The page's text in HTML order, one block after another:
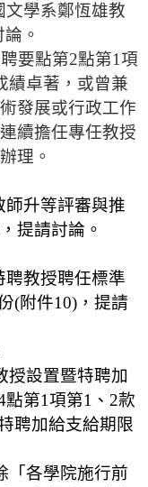
文學系鄭恆雄教
。
要點第2點第1項
績卓著，或曾兼
發展或行政工作
續擔任專任教授
理。
師升等評審與推
，提請討論。
聘教授聘任標準
(附件10) ，提請
授設置暨特聘加
點第1項第1 、 2款
聘加給支給期限
「各學院施行前